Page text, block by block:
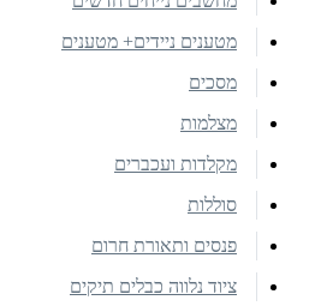
מטענים ניידים+ מטענים
מסכים
מצלמות
מקלדות ועכברים
סוללות
פנסים ותאורת חרום
ציוד נלווה כבלים תיקים